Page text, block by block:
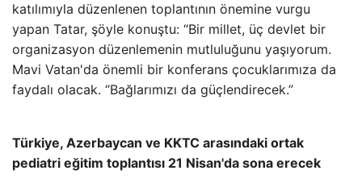
katılımıyla düzenlenen toplantının önemine vurgu
yapan Tatar, şöyle konuştu: “Bir millet, üç devlet bir
organizasyon düzenlemenin mutluluğunu yaşıyorum.
Mavi Vatan'da önemli bir konferans çocuklarımıza da
faydalı olacak. “Bağlarımızı da güçlendirecek.”
Türkiye, Azerbaycan ve KKTC arasındaki ortak
pediatri eğitim toplantısı 21 Nisan'da sona erecek